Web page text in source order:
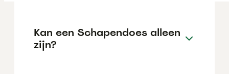
Kan een Schapendoes alleen
zijn?